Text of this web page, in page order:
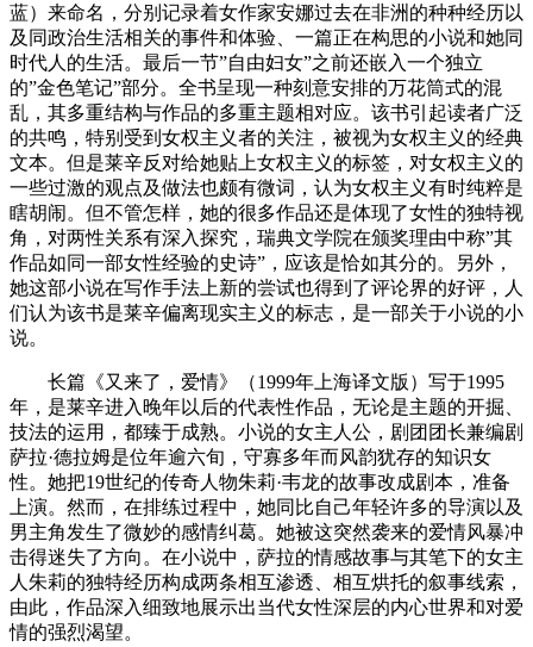
蓝）来命名，分别记录着女作家安娜过去在非洲的种种经历以
及同政治生活相关的事件和体验、一篇正在构思的小说和她同
时代人的生活。最后一节”自由妇女”之前还嵌入一个独立
的”金色笔记”部分。全书呈现一种刻意安排的万花筒式的混
乱，其多重结构与作品的多重主题相对应。该书引起读者广泛
的共鸣，特别受到女权主义者的关注，被视为女权主义的经典
文本。但是莱辛反对给她贴上女权主义的标签，对女权主义的
一些过激的观点及做法也颇有微词，认为女权主义有时纯粹是
瞎胡闹。但不管怎样，她的很多作品还是体现了女性的独特视
角，对两性关系有深入探究，瑞典文学院在颁奖理由中称”其
作品如同一部女性经验的史诗”，应该是恰如其分的。另外，
她这部小说在写作手法上新的尝试也得到了评论界的好评，人
们认为该书是莱辛偏离现实主义的标志，是一部关于小说的小
说。
长篇《又来了，爱情》（1999年上海译文版）写于1995
年，是莱辛进入晚年以后的代表性作品，无论是主题的开掘、
技法的运用，都臻于成熟。小说的女主人公，剧团团长兼编剧
萨拉·德拉姆是位年逾六旬，守寡多年而风韵犹存的知识女
性。她把19世纪的传奇人物朱莉·韦龙的故事改成剧本，准备
上演。然而，在排练过程中，她同比自己年轻许多的导演以及
男主角发生了微妙的感情纠葛。她被这突然袭来的爱情风暴冲
击得迷失了方向。在小说中，萨拉的情感故事与其笔下的女主
人朱莉的独特经历构成两条相互渗透、相互烘托的叙事线索，
由此，作品深入细致地展示出当代女性深层的内心世界和对爱
情的强烈渴望。